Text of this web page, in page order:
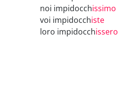
noi impidocchissimo
voi impidocchiste
loro impidocchissero